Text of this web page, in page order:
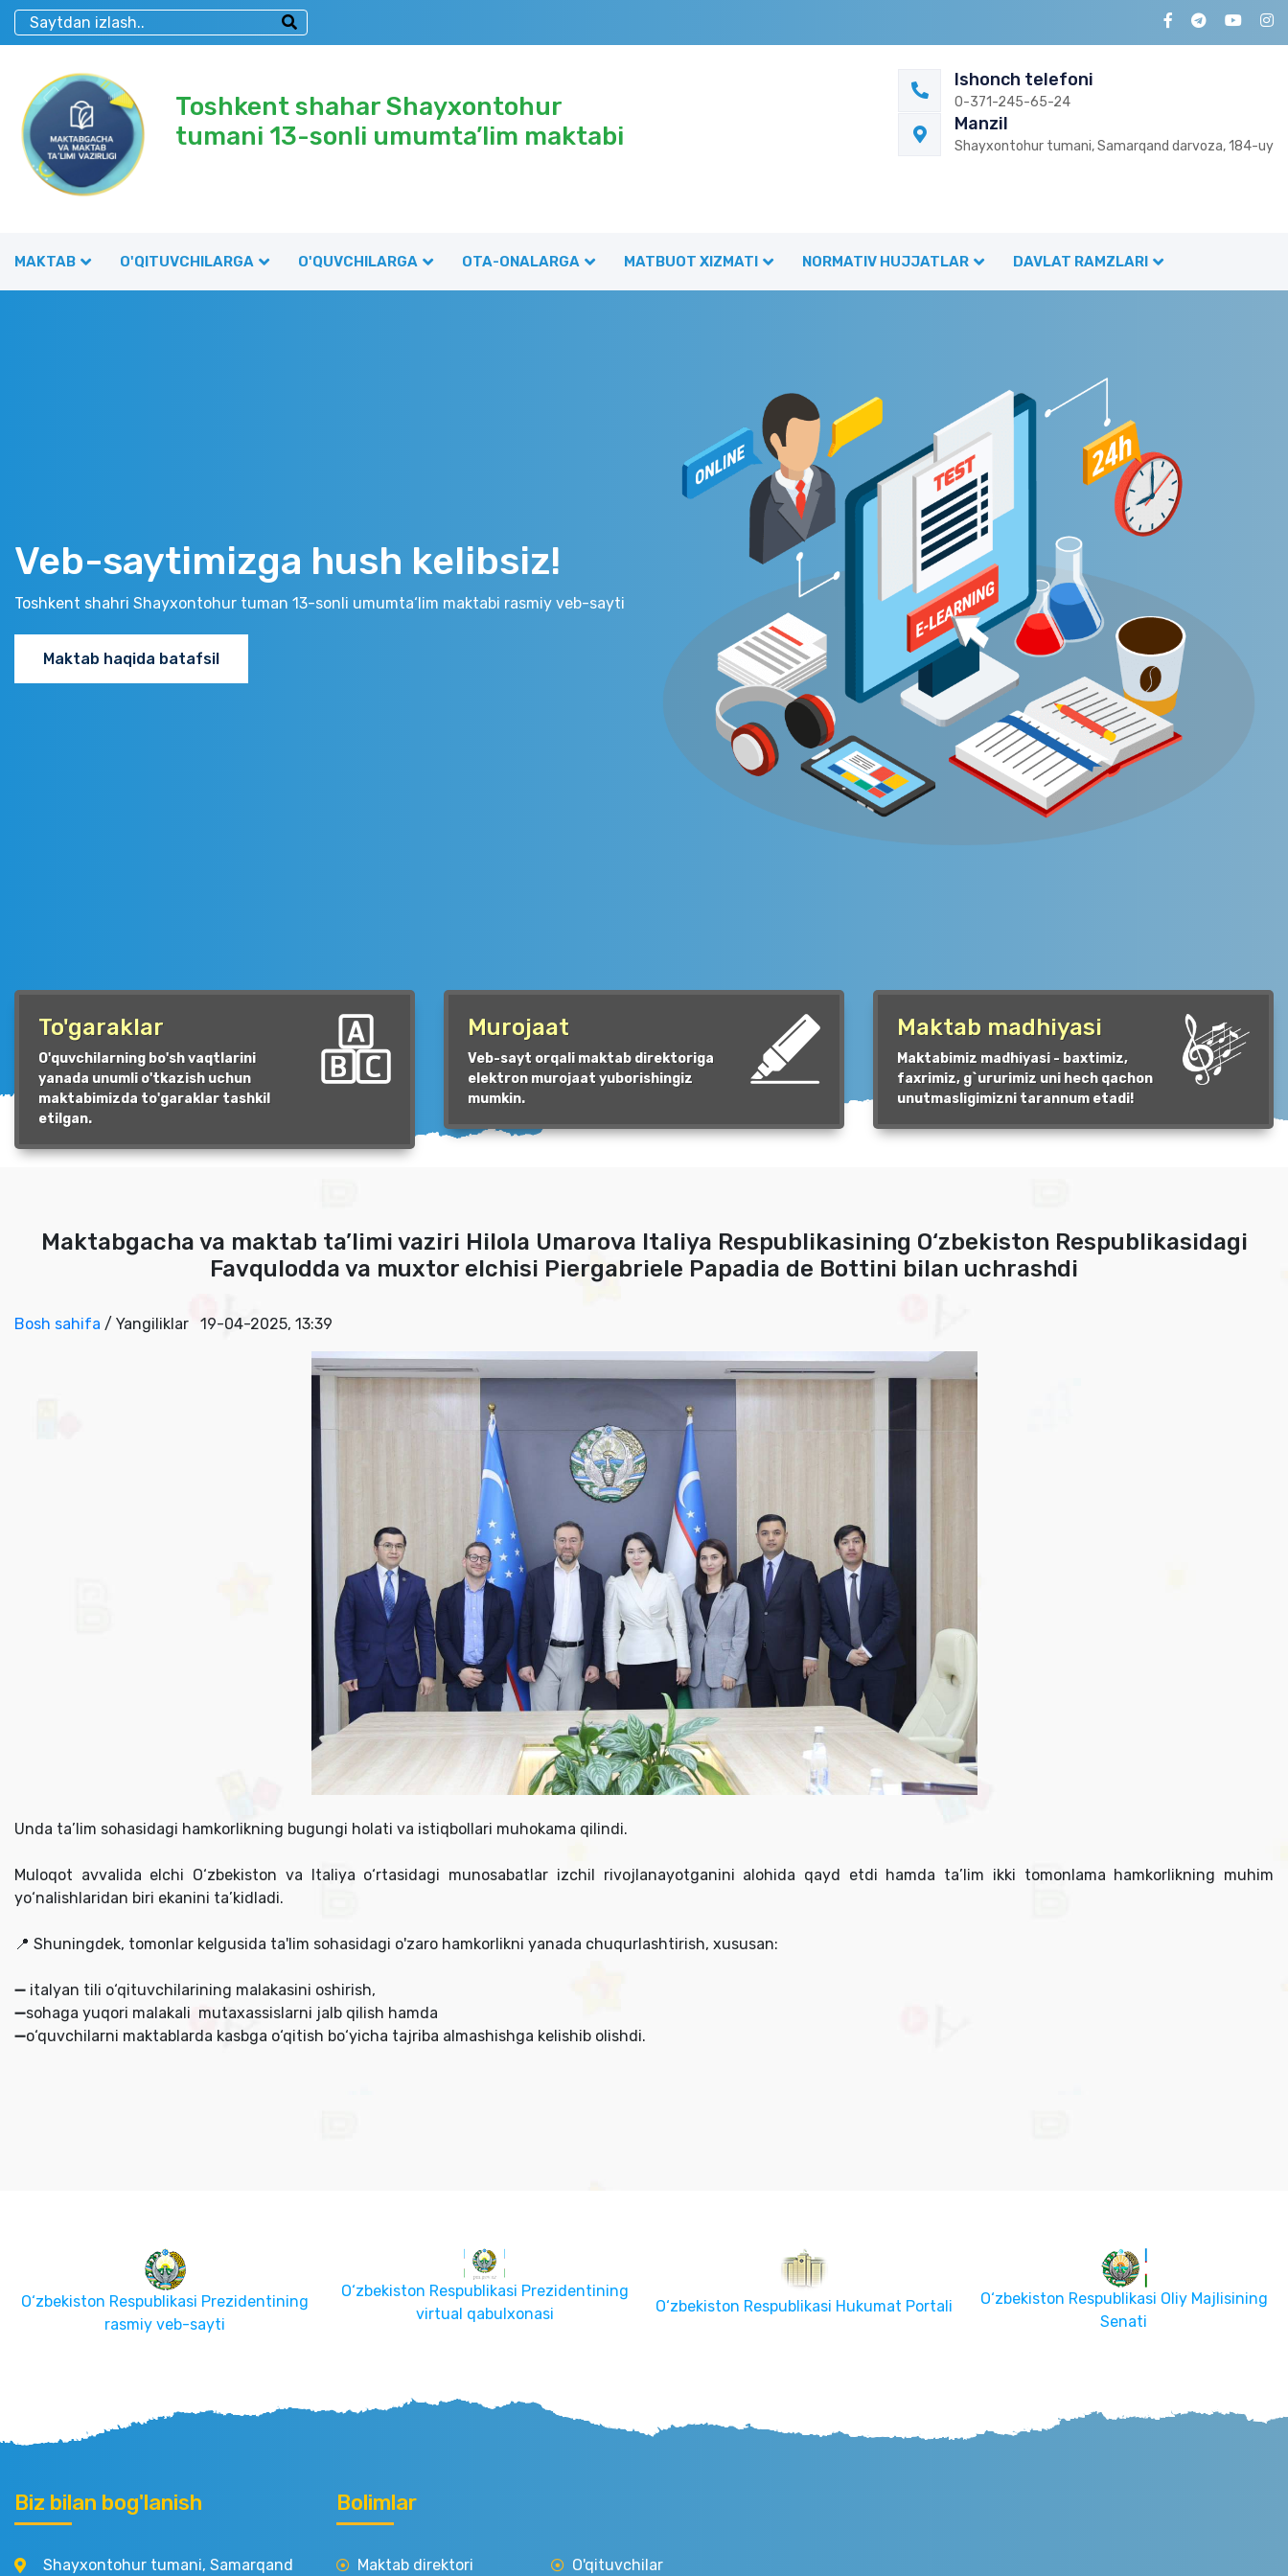
Toshkent shahar Shayxontohur
tumani 13-sonli umumta’lim maktabi
Ishonch telefoni
0-371-245-65-24
Manzil
Shayxontohur tumani, Samarqand darvoza, 184-uy
MAKTAB O'QITUVCHILARGA O'QUVCHILARGA OTA-ONALARGA MATBUOT XIZMATI NORMATIV HUJJATLAR DAVLAT RAMZLARI
Veb-saytimizga hush kelibsiz!
Toshkent shahri Shayxontohur tuman 13-sonli umumta‘lim maktabi rasmiy veb-sayti
Maktab haqida batafsil
To'garaklar
O'quvchilarning bo'sh vaqtlarini
yanada unumli o'tkazish uchun
maktabimizda to'garaklar tashkil
etilgan.
Murojaat
Veb-sayt orqali maktab direktoriga
elektron murojaat yuborishingiz
mumkin.
Maktab madhiyasi
Maktabimiz madhiyasi - baxtimiz,
faxrimiz, g`ururimiz uni hech qachon
unutmasligimizni tarannum etadi!
Maktabgacha va maktab ta’limi vaziri Hilola Umarova Italiya Respublikasining O‘zbekiston Respublikasidagi
Favqulodda va muxtor elchisi Piergabriele Papadia de Bottini bilan uchrashdi
Bosh sahifa / Yangiliklar 19-04-2025, 13:39
Unda ta’lim sohasidagi hamkorlikning bugungi holati va istiqbollari muhokama qilindi.
Muloqot avvalida elchi O‘zbekiston va Italiya o‘rtasidagi munosabatlar izchil rivojlanayotganini alohida qayd etdi hamda ta’lim ikki tomonlama hamkorlikning muhim
yo‘nalishlaridan biri ekanini ta’kidladi.
📍 Shuningdek, tomonlar kelgusida ta'lim sohasidagi o'zaro hamkorlikni yanada chuqurlashtirish, xususan:
➖ italyan tili o‘qituvchilarining malakasini oshirish,
➖sohaga yuqori malakali mutaxassislarni jalb qilish hamda
➖o‘quvchilarni maktablarda kasbga o‘qitish bo‘yicha tajriba almashishga kelishib olishdi.
O‘zbekiston Respublikasi Prezidentining
virtual qabulxonasi
O‘zbekiston Respublikasi Hukumat Portali
O‘zbekiston Respublikasi Oliy Majlisining
O‘zbekiston Respublikasi Oliy Majlisi
Konunchilik Palatasi
Biz bilan bog'lanish
Shayxontohur tumani, Samarqand
Bolimlar
Maktab direktori O'qituvchilar